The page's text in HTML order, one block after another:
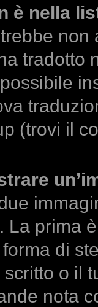
è nella
tradotto
(trovi il
La prima
di
o il
nota